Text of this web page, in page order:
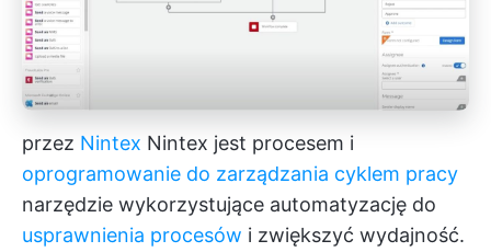
przez Nintex Nintex jest procesem i
oprogramowanie do zarządzania cyklem pracy
narzędzie wykorzystujące automatyzację do
usprawnienia procesów i zwiększyć wydajność.